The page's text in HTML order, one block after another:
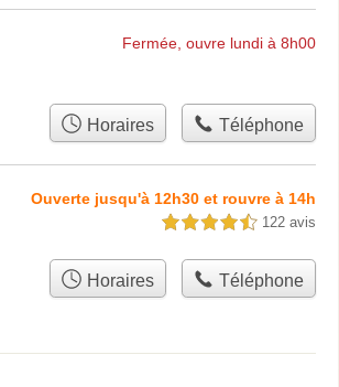
Fermée, ouvre lundi à 8h00
Horaires Téléphone
Ouverte jusqu'à 12h30 et rouvre à 14h
4,5 étoiles sur 5 122 avis
Horaires Téléphone